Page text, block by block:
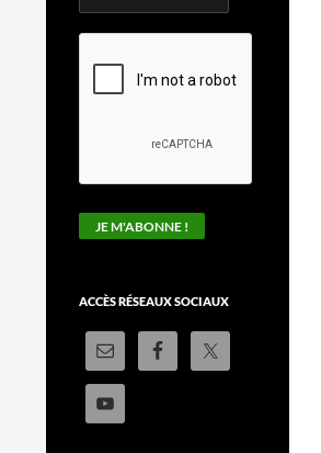
ACCÈS RÉSEAUX SOCIAUX